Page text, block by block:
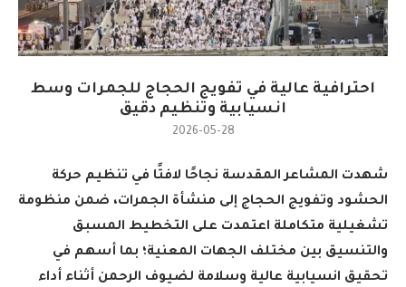
احترافية عالية في تفويج الحجاج للجمرات وسط
انسيابية وتنظيم دقيق
2026-05-28
شهدت المشاعر المقدسة نجاحًا لافتًا في تنظيم حركة
الحشود وتفويج الحجاج إلى منشأة الجمرات، ضمن منظومة
تشغيلية متكاملة اعتمدت على التخطيط المسبق
والتنسيق بين مختلف الجهات المعنية؛ بما أسهم في
تحقيق انسيابية عالية وسلامة لضيوف الرحمن أثناء أداء